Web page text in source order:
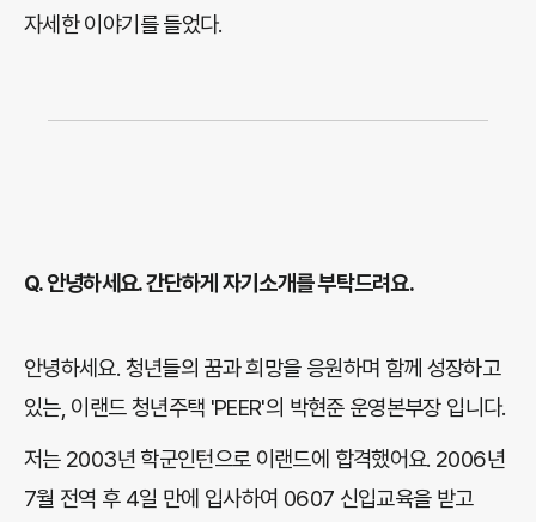
자세한 이야기를 들었다.
Q. 안녕하세요. 간단하게 자기소개를 부탁드려요.
안녕하세요. 청년들의 꿈과 희망을 응원하며 함께 성장하고
있는, 이랜드 청년주택 'PEER'의 박현준 운영본부장 입니다.
저는 2003년 학군인턴으로 이랜드에 합격했어요. 2006년
7월 전역 후 4일 만에 입사하여 0607 신입교육을 받고